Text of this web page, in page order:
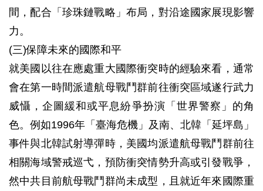
間，配合「珍珠鏈戰略」布局，對沿途國家展現影響
力。
(三)保障未來的國際和平
就美國以往在應處重大國際衝突時的經驗來看，通常
會在第一時間派遣航母戰鬥群前往衝突區域遂行武力
威懾，企圖緩和或平息紛爭扮演「世界警察」的角
色。例如1996年「臺海危機」及南、北韓「延坪島」
事件與北韓試射導彈時，美國均派遣航母戰鬥群前往
相關海域警戒巡弋，預防衝突情勢升高或引發戰爭，
然中共目前航母戰鬥群尚未成型，且就近年來國際重